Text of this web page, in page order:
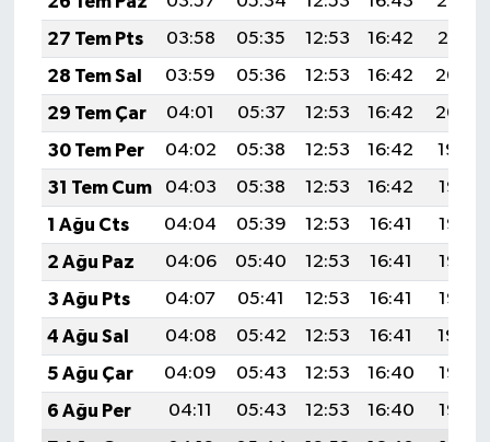
27 Tem Pts
03:58 05:35 12:53 16:42
20:01
28 Tem Sal
03:59 05:36 12:53 16:42
20:00
29 Tem Çar
04:01 05:37 12:53 16:42
20:00
30 Tem Per
04:02 05:38 12:53 16:42
19:59
31 Tem Cum
04:03 05:38 12:53 16:42
19:58
1 Ağu Cts
04:04 05:39 12:53 16:41
19:57
2 Ağu Paz
04:06 05:40 12:53 16:41
19:56
3 Ağu Pts
04:07 05:41 12:53 16:41
19:55
4 Ağu Sal
04:08 05:42 12:53 16:41
19:54
5 Ağu Çar
04:09 05:43 12:53 16:40
19:53
6 Ağu Per
04:11 05:43 12:53 16:40
19:52